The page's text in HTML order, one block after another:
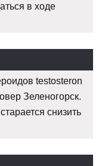
в ходе
testosteron
Зеленогорск.
снизить